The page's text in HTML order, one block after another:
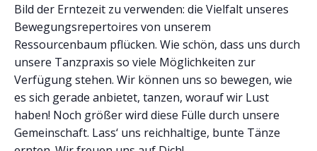
Bild der Erntezeit zu verwenden: die Vielfalt unseres
Bewegungsrepertoires von unserem
Ressourcenbaum pflücken. Wie schön, dass uns durch
unsere Tanzpraxis so viele Möglichkeiten zur
Verfügung stehen. Wir können uns so bewegen, wie
es sich gerade anbietet, tanzen, worauf wir Lust
haben! Noch größer wird diese Fülle durch unsere
Gemeinschaft. Lass‘ uns reichhaltige, bunte Tänze